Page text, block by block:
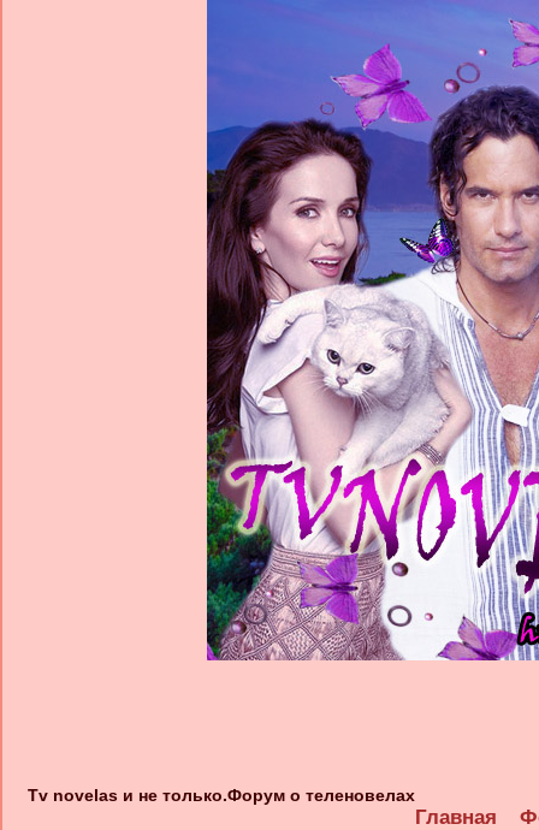
Tv novelas и не только.Форум о теленовелах
Главная